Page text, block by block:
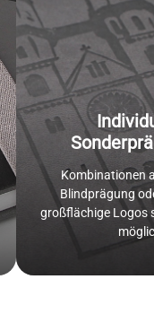
Kombinationen
Blindprägung
großflächige Logos